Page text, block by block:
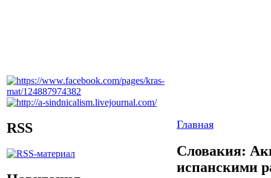
RSS Главная
Словакия:
испанскими